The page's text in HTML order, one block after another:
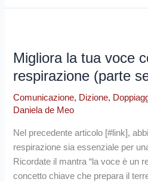
Migliora la tua voce
respirazione (parte
Comunicazione, Dizione,
Daniela de Meo
Nel precedente articolo [#link],
respirazione sia essenziale per
Ricordate il mantra “la voce è un
concetto chiave che prepara il
tua
voce
3
esercizi
di
respirazione
(parte
seconda)